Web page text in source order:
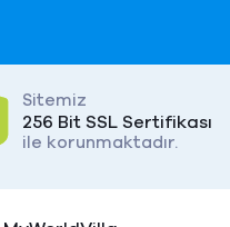
Sitemiz
256 Bit SSL Sertifikası
ile korunmaktadır.